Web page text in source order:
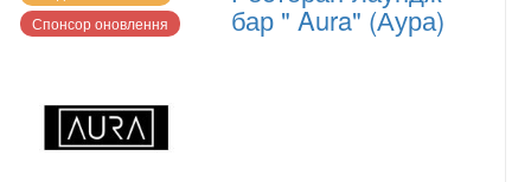
Спонсор оновлення
бар " Aura" (Аура)